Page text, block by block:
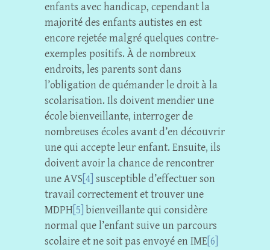
enfants avec handicap, cependant la
majorité des enfants autistes en est
encore rejetée malgré quelques contre-
exemples positifs. À de nombreux
endroits, les parents sont dans
l’obligation de quémander le droit à la
scolarisation. Ils doivent mendier une
école bienveillante, interroger de
nombreuses écoles avant d’en découvrir
une qui accepte leur enfant. Ensuite, ils
doivent avoir la chance de rencontrer
une AVS [4] susceptible d’effectuer son
travail correctement et trouver une
MDPH [5] bienveillante qui considère
normal que l’enfant suive un parcours
scolaire et ne soit pas envoyé en IME [6]